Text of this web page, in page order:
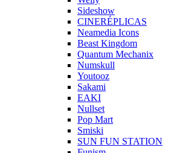
Sideshow
CINERÉPLICAS
Neamedia Icons
Beast Kingdom
Quantum Mechanix
Numskull
Youtooz
Sakami
EAKI
Nullset
Pop Mart
Smiski
SUN FUN STATION